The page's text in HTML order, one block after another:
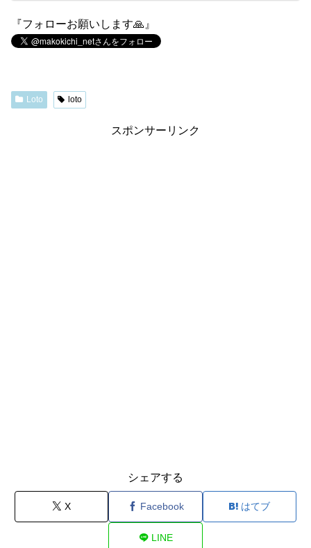
『フォローお願いします🙏』
Loto loto
スポンサーリンク
シェアする
X Facebook はてブ
LINE